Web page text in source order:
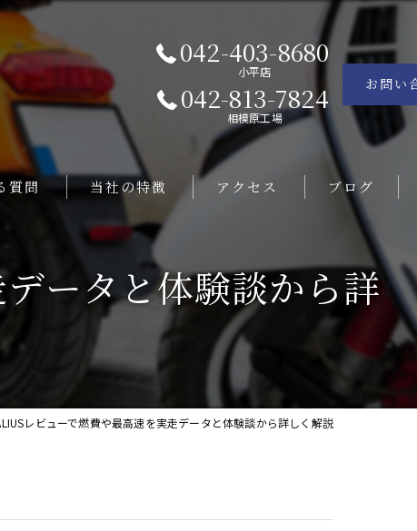
042-403-8680
小平店
042-813-7824
相模原工場
お問い
質問 当社の特徴
販売
カスタム
アクセス ブログ
ータと体験談から詳
レビューで燃費や最高速を実走データと体験談から詳しく解説